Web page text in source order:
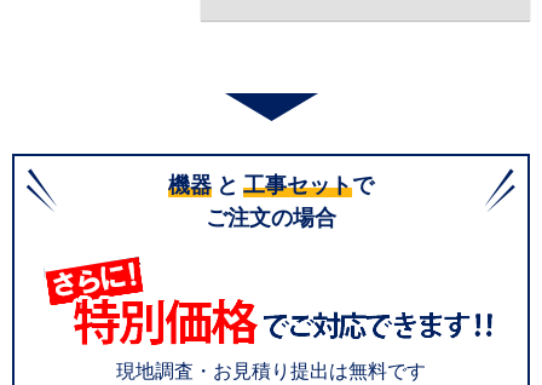
機器 と 工事セットで
ご注文の場合
現地調査・お見積り提出は無料です